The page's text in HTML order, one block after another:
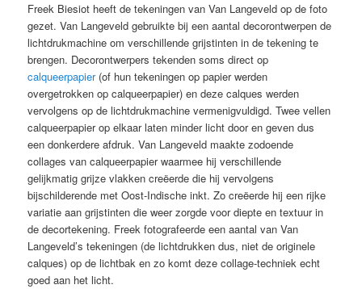
Freek Biesiot heeft de tekeningen van Van Langeveld op de foto
gezet. Van Langeveld gebruikte bij een aantal decorontwerpen de
lichtdrukmachine om verschillende grijstinten in de tekening te
brengen. Decorontwerpers tekenden soms direct op
calqueerpapier (of hun tekeningen op papier werden
overgetrokken op calqueerpapier) en deze calques werden
vervolgens op de lichtdrukmachine vermenigvuldigd. Twee vellen
calqueerpapier op elkaar laten minder licht door en geven dus
een donkerdere afdruk. Van Langeveld maakte zodoende
collages van calqueerpapier waarmee hij verschillende
gelijkmatig grijze vlakken creëerde die hij vervolgens
bijschilderende met Oost-Indische inkt. Zo creëerde hij een rijke
variatie aan grijstinten die weer zorgde voor diepte en textuur in
de decortekening. Freek fotografeerde een aantal van Van
Langeveld’s tekeningen (de lichtdrukken dus, niet de originele
calques) op de lichtbak en zo komt deze collage-techniek echt
goed aan het licht.